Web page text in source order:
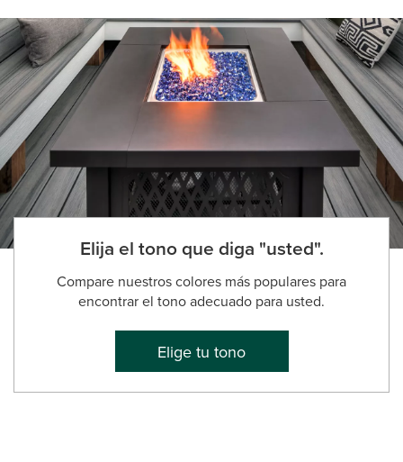
Elija el tono que diga "usted".
Compare nuestros colores más populares para
encontrar el tono adecuado para usted.
Elige tu tono